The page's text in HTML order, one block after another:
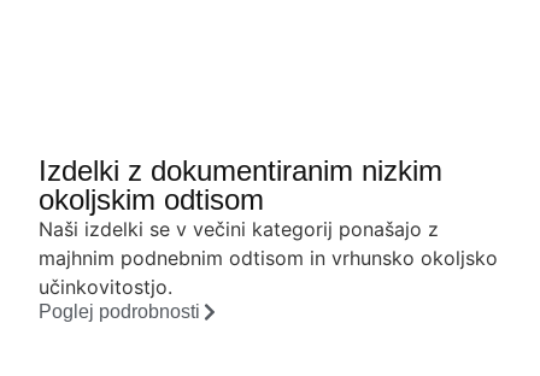
Izdelki z dokumentiranim nizkim
okoljskim odtisom
Naši izdelki se v večini kategorij ponašajo z
majhnim podnebnim odtisom in vrhunsko okoljsko
učinkovitostjo.
Poglej podrobnosti